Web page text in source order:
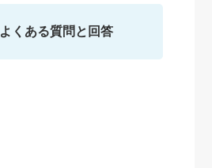
よくある質問と回答